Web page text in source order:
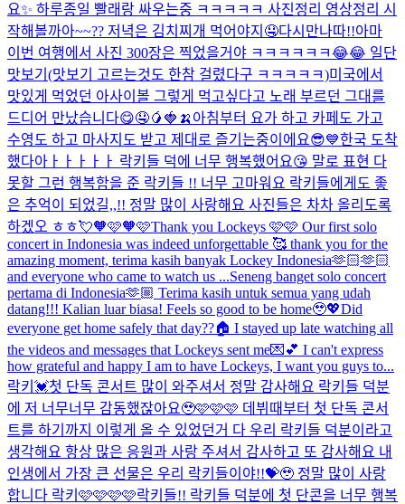
요✨ 하루종일 빨래랑 싸우는중 ㅋㅋㅋㅋㅋ 사진정리 영상정리 시
작해볼까아~~?? 저녁은 김치찌개 먹어야지🤤다시만나따!!아마
이번 여행에서 사진 300장은 찍었을거야 ㅋㅋㅋㅋㅋㅋ😂😂 일단
맛보기(맛보기 고르는것도 한참 걸렸다구 ㅋㅋㅋㅋㅋ)미국에서
맛있게 먹었던 아사이볼 그렇게 먹고싶다고 노래 부르던 그대를
드디어 만났습니다😋🤤🥭🍓🍌 아침부터 요가 하고 카페도 가고
수영도 하고 마사지도 받고 제대로 즐기는중이에요😎💙한국 도착
했다아ㅏㅏㅏㅏㅏ 락키들 덕에 너무 행복했어요😘 말로 표현 다
못할 그런 행복함을 준 락키들 !! 너무 고마워요 락키들에게도 좋
은 추억이 되었길,,!! 정말 많이 사랑해요 사진들은 차차 올리도록
하겠오 ㅎㅎ💘🧡🩷🧡🩷Thank you Lockeys 🩷🩷 Our first solo
concert in Indonesia was indeed unforgettable 🥰 thank you for the
amazing moment, terima kasih banyak Lockey Indonesia🫶🏻🫶🏻
and everyone who came to watch us ...Seneng banget solo concert
pertama di Indonesia🫶🏼 Terima kasih untuk semua yang udah
datang!!! Kalian luar biasa! Feels so good to be home🥹💖Did
everyone get home safely that day??🏠 I stayed up late watching all
the videos and messages that Lockeys sent me💌💕 I can't express
how grateful and happy I am to have Lockeys, I want you guys to...
락키💓첫 단독 콘서트 많이 와주셔서 정말 감사해요 락키들 덕분
에 저 너무너무 감동했잖아요🥹🩷🩷🩷 데뷔때부터 첫 단독 콘서
트를 하기까지 이렇게 올 수 있었던거 다 우리 락키들 덕분이라고
생각해요 항상 많은 응원과 사랑 주셔서 감사하고 또 감사해요 내
인생에서 가장 큰 선물은 우리 락키들이야!!💝🥹 정말 많이 사랑
합니다 락키🩷🩷🩷🩷락키들!! 락키들 덕분에 첫 단콘을 너무 행복